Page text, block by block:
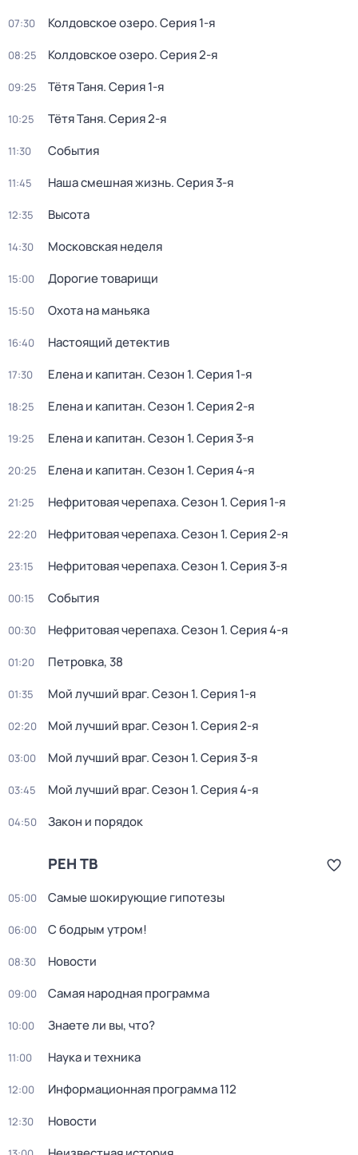
07:30 Колдовское озеро. Серия 1-я
08:25 Колдовское озеро. Серия 2-я
09:25 Тётя Таня. Серия 1-я
10:25 Тётя Таня. Серия 2-я
11:30 События
11:45 Наша смешная жизнь. Серия 3-я
12:35 Высота
14:30 Московская неделя
15:00 Дорогие товарищи
15:50 Охота на маньяка
16:40 Настоящий детектив
17:30 Елена и капитан. Сезон 1. Серия 1-я
18:25 Елена и капитан. Сезон 1. Серия 2-я
19:25 Елена и капитан. Сезон 1. Серия 3-я
20:25 Елена и капитан. Сезон 1. Серия 4-я
21:25 Нефритовая черепаха. Сезон 1. Серия 1-я
22:20 Нефритовая черепаха. Сезон 1. Серия 2-я
23:15 Нефритовая черепаха. Сезон 1. Серия 3-я
00:15 События
00:30 Нефритовая черепаха. Сезон 1. Серия 4-я
01:20 Петровка, 38
01:35 Мой лучший враг. Сезон 1. Серия 1-я
02:20 Мой лучший враг. Сезон 1. Серия 2-я
03:00 Мой лучший враг. Сезон 1. Серия 3-я
03:45 Мой лучший враг. Сезон 1. Серия 4-я
04:50 Закон и порядок
РЕН ТВ
05:00 Самые шoкиpующие гипотезы
06:00 С бодрым утром!
08:30 Новости
09:00 Самая народная программа
10:00 Знаете ли вы, что?
11:00 Наука и техника
12:00 Информационная программа 112
12:30 Новости